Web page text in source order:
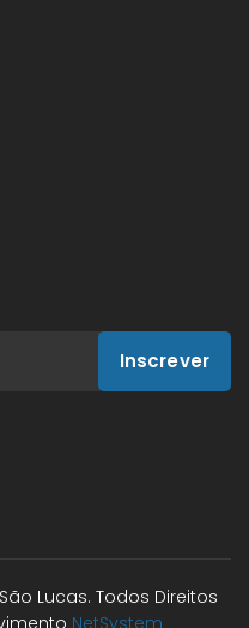
Inscrever
Lucas. Todos Direitos
NetSystem